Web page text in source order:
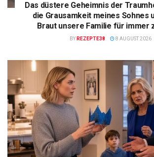
Das düstere Geheimnis der
die Grausamkeit meines Sohnes
Braut unsere Familie für immer
BY REZEPTE38 8 AUGUST 2026